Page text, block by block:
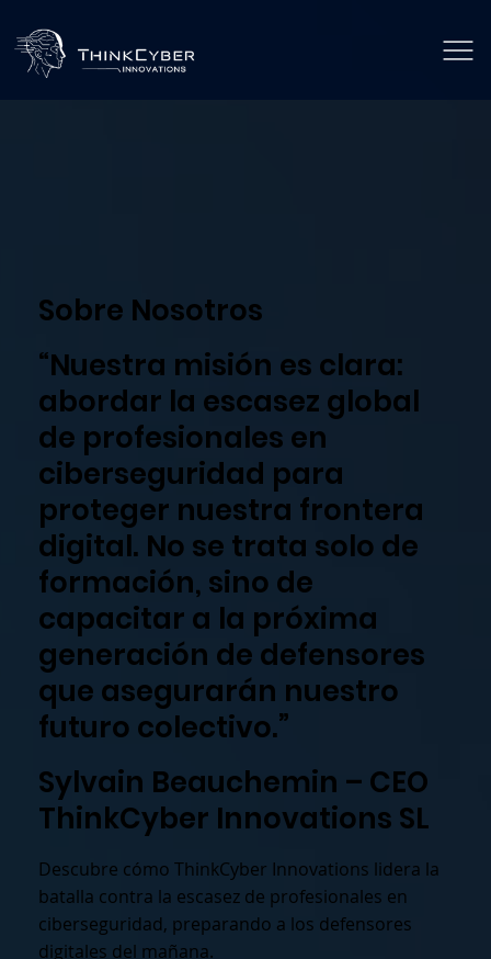
Sobre Nosotros
“Nuestra misión es clara:
abordar la escasez global
de profesionales en
ciberseguridad para
proteger nuestra frontera
digital. No se trata solo de
formación, sino de
capacitar a la próxima
generación de defensores
que asegurarán nuestro
futuro colectivo.”
Sylvain Beauchemin – CEO
ThinkCyber Innovations SL
Descubre cómo ThinkCyber Innovations lidera la
batalla contra la escasez de profesionales en
ciberseguridad, preparando a los defensores
digitales del mañana.